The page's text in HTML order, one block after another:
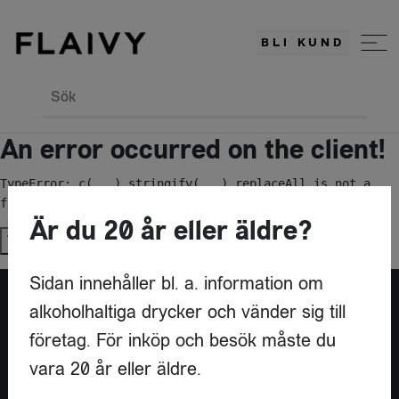
BLI KUND
Sök
An error occurred on the client!
TypeError: c(...).stringify(...).replaceAll is not a
function
Try again
Är du leverantör?
Är du 20 år eller äldre?
Sidan innehåller bl. a. information om
alkoholhaltiga drycker och vänder sig till
företag. För inköp och besök måste du
vara 20 år eller äldre.